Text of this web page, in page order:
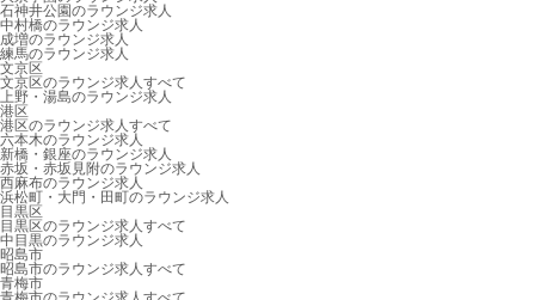
石神井公園のラウンジ求人
中村橋のラウンジ求人
成増のラウンジ求人
練馬のラウンジ求人
文京区
文京区のラウンジ求人すべて
上野・湯島のラウンジ求人
港区
港区のラウンジ求人すべて
六本木のラウンジ求人
新橋・銀座のラウンジ求人
赤坂・赤坂見附のラウンジ求人
西麻布のラウンジ求人
浜松町・大門・田町のラウンジ求人
目黒区
目黒区のラウンジ求人すべて
中目黒のラウンジ求人
昭島市
昭島市のラウンジ求人すべて
青梅市